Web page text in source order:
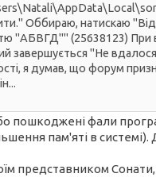
Оббираю, натискаю
"АБВГД"" (25638123) При
завершується "Не
я думав, що форум
фали
пам'яті в
представником